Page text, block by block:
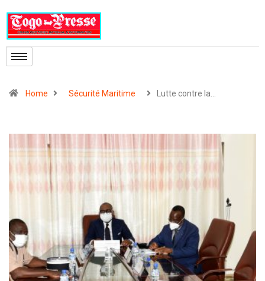
Home Sécurité Maritime Lutte contre la…